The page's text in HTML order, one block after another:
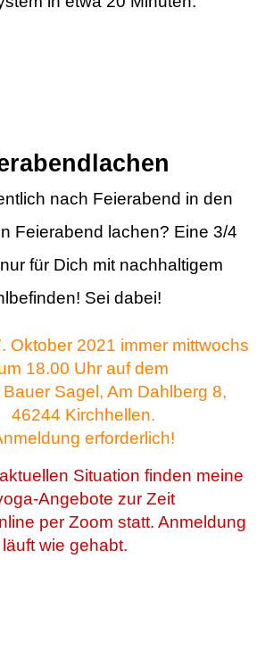
nach Feierabend in den
Feierabend lachen? Eine 3/4
für Dich mit nachhaltigem
Sei dabei!
Oktober 2021 immer mittwochs
18.00 Uhr auf dem
Sagel, Am Dahlberg 8,
46244 Kirchhellen.
erforderlich!
Situation finden meine
Angebote zur Zeit
per Zoom statt. Anmeldung
läuft wie gehabt.